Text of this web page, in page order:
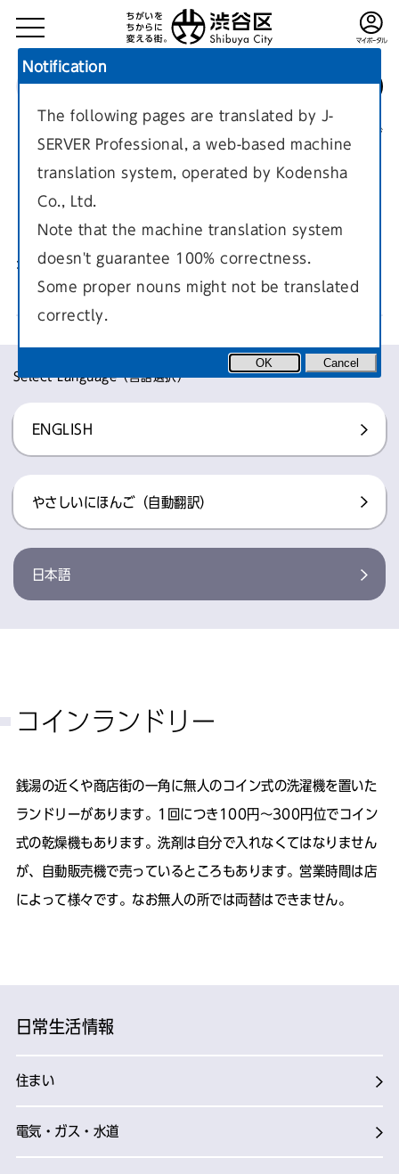
現在のページ
毎日の生活
Select Language（言語選択）
ENGLISH
やさしいにほんご（自動翻訳）
日本語
コインランドリー
銭湯の近くや商店街の一角に無人のコイン式の洗濯機を置いた
ランドリーがあります。1回につき100円〜300円位でコイン
式の乾燥機もあります。洗剤は自分で入れなくてはなりません
が、自動販売機で売っているところもあります。営業時間は店
によって様々です。なお無人の所では両替はできません。
日常生活情報
住まい
電気・ガス・水道
Notification
The following pages are translated by J-
SERVER Professional, a web-based machine
translation system, operated by Kodensha
Co., Ltd.
Note that the machine translation system
doesn't guarantee 100% correctness.
Some proper nouns might not be translated
correctly.
OK Cancel